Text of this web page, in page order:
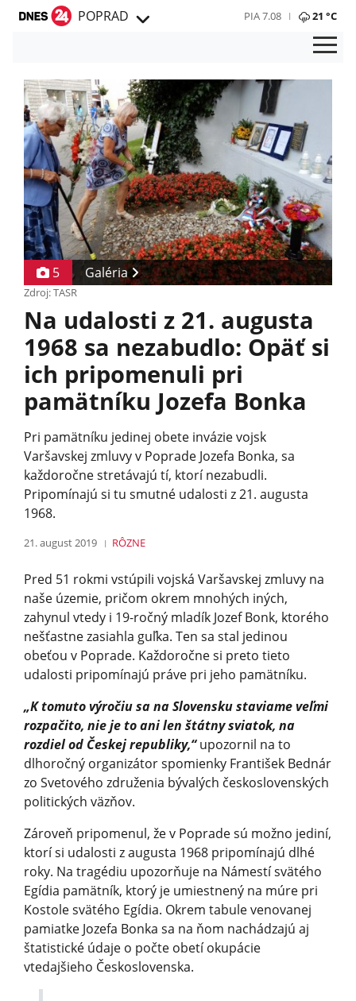
POPRAD PIA 7.08 21 °C
5 Galéria
Zdroj: TASR
Na udalosti z 21. augusta
1968 sa nezabudlo: Opäť si
ich pripomenuli pri
pamätníku Jozefa Bonka
Pri pamätníku jedinej obete invázie vojsk
Varšavskej zmluvy v Poprade Jozefa Bonka, sa
každoročne stretávajú tí, ktorí nezabudli.
Pripomínajú si tu smutné udalosti z 21. augusta
1968.
21. august 2019 RÔZNE
Pred 51 rokmi vstúpili vojská Varšavskej zmluvy na
naše územie, pričom okrem mnohých iných,
zahynul vtedy i 19-ročný mladík Jozef Bonk, ktorého
nešťastne zasiahla guľka. Ten sa stal jedinou
obeťou v Poprade. Každoročne si preto tieto
udalosti pripomínajú práve pri jeho pamätníku.
„K tomuto výročiu sa na Slovensku staviame veľmi
rozpačito, nie je to ani len štátny sviatok, na
rozdiel od Českej republiky,“upozornil na to
dlhoročný organizátor spomienky František Bednár
zo Svetového združenia bývalých československých
politických väzňov.
Zároveň pripomenul, že v Poprade sú možno jediní,
ktorí si udalosti z augusta 1968 pripomínajú dlhé
roky. Na tragédiu upozorňuje na Námestí svätého
Egídia pamätník, ktorý je umiestnený na múre pri
Kostole svätého Egídia. Okrem tabule venovanej
pamiatke Jozefa Bonka sa na ňom nachádzajú aj
štatistické údaje o počte obetí okupácie
vtedajšieho Československa.